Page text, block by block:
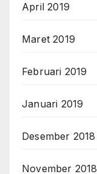
April 2019
Maret 2019
Februari 2019
Januari 2019
Desember 2018
November 2018